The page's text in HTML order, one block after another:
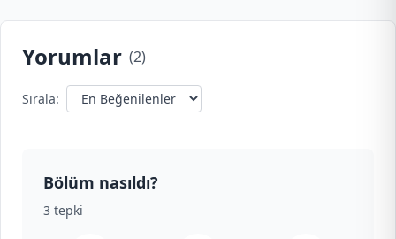
Yorumlar (2)
Sırala:
Bölüm nasıldı?
3 tepki